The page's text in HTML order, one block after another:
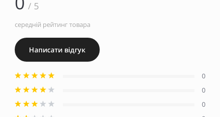
/ 5
середній рейтинг товара
Написати відгук
0
0
0